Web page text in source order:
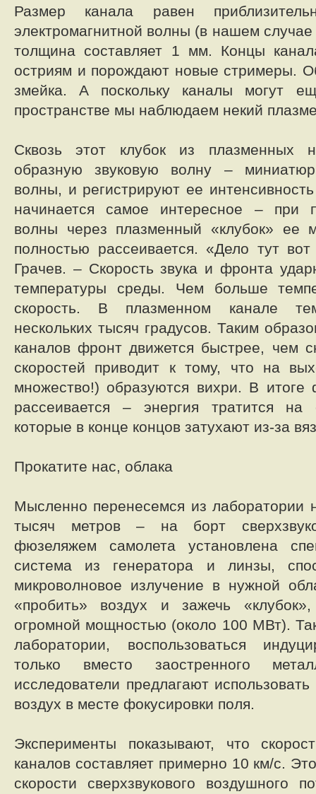
Размер канала равен
электромагнитной волны (в нашем
толщина составляет 1 мм. Концы
остриям и порождают новые стримеры.
змейка. А поскольку каналы могут
пространстве мы наблюдаем некий
Сквозь этот клубок из плазменных
образную звуковую волну –
волны, и регистрируют ее
начинается самое интересное – при
волны через плазменный «клубок» ее
полностью рассеивается. «Дело тут
Грачев. – Скорость звука и фронта
температуры среды. Чем больше
скорость. В плазменном канале
нескольких тысяч градусов. Таким
каналов фронт движется быстрее, чем
скоростей приводит к тому, что на
множество!) образуются вихри. В
рассеивается – энергия тратится на
которые в конце концов затухают из-за
Прокатите нас, облака
Мысленно перенесемся из лаборатории
тысяч метров – на борт
фюзеляжем самолета установлена
система из генератора и линзы,
микроволновое излучение в нужной
«пробить» воздух и зажечь
огромной мощностью (около 100 МВт).
лаборатории, воспользоваться
только вместо заостренного
исследователи предлагают
воздух в месте фокусировки поля.
Эксперименты показывают, что
каналов составляет примерно 10 км/с.
скорости сверхзвукового воздушного